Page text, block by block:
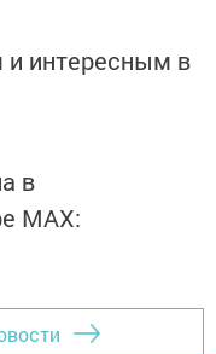
интересным в
в
MАХ: